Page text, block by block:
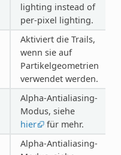
lighting instead of
per-pixel lighting.
Aktiviert die Trails,
wenn sie auf
Partikelgeometrien
verwendet werden.
Alpha-Antialiasing-
Modus, siehe
hier
für mehr.
Alpha-Antialiasing-